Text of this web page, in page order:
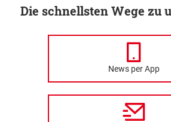
Die schnellsten Wege zu
News per App